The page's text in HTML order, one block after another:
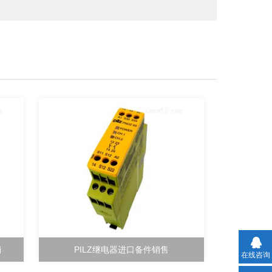
PILZ继电器进口备件销售
在线咨询